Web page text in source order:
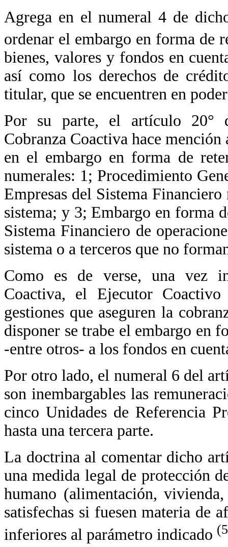
Agrega en el numeral 4 de
ordenar el embargo en forma de
bienes, valores y fondos en
así como los derechos de
titular, que se encuentren en
Por su parte, el artículo 20°
Cobranza Coactiva hace
en el embargo en forma de
numerales: 1; Procedimiento
Empresas del Sistema
sistema; y 3; Embargo en forma
Sistema Financiero de
sistema o a terceros que no
Como es de verse, una vez
Coactiva, el Ejecutor
gestiones que aseguren la
disponer se trabe el embargo en
-entre otros- a los fondos en
Por otro lado, el numeral 6 del
son inembargables las
cinco Unidades de Referencia
hasta una tercera parte.
La doctrina al comentar dicho
una medida legal de protección
humano (alimentación,
satisfechas si fuesen materia de
inferiores al parámetro indicado